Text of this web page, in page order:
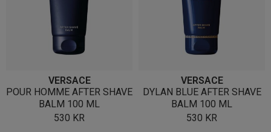
VERSACE
POUR HOMME AFTER SHAVE
BALM 100 ML
530 KR
VERSACE
DYLAN BLUE AFTER SHAVE
BALM 100 ML
530 KR